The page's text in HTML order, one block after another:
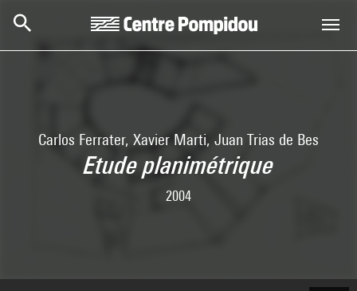
Carlos Ferrater, Xavier Marti, Juan Trias de Bes
Etude planimétrique
2004